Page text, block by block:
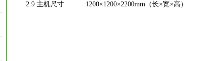
2.9 主机尺寸 1200×1200×2200mm（长×宽×高）